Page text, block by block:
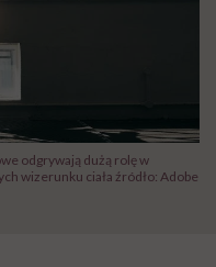
odgrywają dużą rolę w
wizerunku ciała źródło: Adobe